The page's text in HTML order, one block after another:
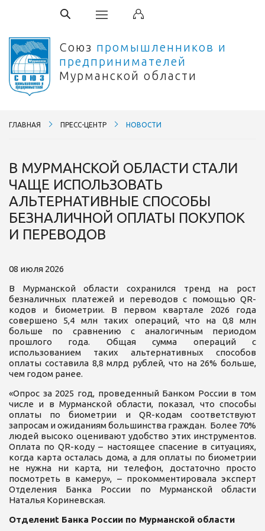
Союз промышленников и
предпринимателей
Мурманской области
ГЛАВНАЯ ПРЕСС-ЦЕНТР НОВОСТИ
В МУРМАНСКОЙ ОБЛАСТИ СТАЛИ
ЧАЩЕ ИСПОЛЬЗОВАТЬ
АЛЬТЕРНАТИВНЫЕ СПОСОБЫ
БЕЗНАЛИЧНОЙ ОПЛАТЫ ПОКУПОК
И ПЕРЕВОДОВ
08 июля 2026
В Мурманской области сохранился тренд на рост
безналичных платежей и переводов с помощью QR-
кодов и биометрии. В первом квартале 2026 года
совершено 5,4 млн таких операций, что на 0,8 млн
больше по сравнению с аналогичным периодом
прошлого года. Общая сумма операций с
использованием таких альтернативных способов
оплаты составила 8,8 млрд рублей, что на 26% больше,
чем годом ранее.
«Опрос за 2025 год, проведенный Банком России в том
числе и в Мурманской области, показал, что способы
оплаты по биометрии и QR-кодам соответствуют
запросам и ожиданиям большинства граждан. Более 70%
людей высоко оценивают удобство этих инструментов.
Оплата по QR-коду – настоящее спасение в ситуациях,
когда карта осталась дома, а для оплаты по биометрии
не нужна ни карта, ни телефон, достаточно просто
посмотреть в камеру», – прокомментировала эксперт
Отделения Банка России по Мурманской области
Наталья Кориневская.
Отделениt Банка России по Мурманской области